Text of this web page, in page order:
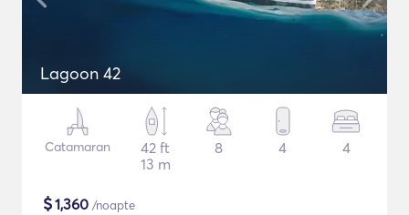
Lagoon 42
Catamaran
42 ft
13 m
8 4 4
$1,360 /noapte